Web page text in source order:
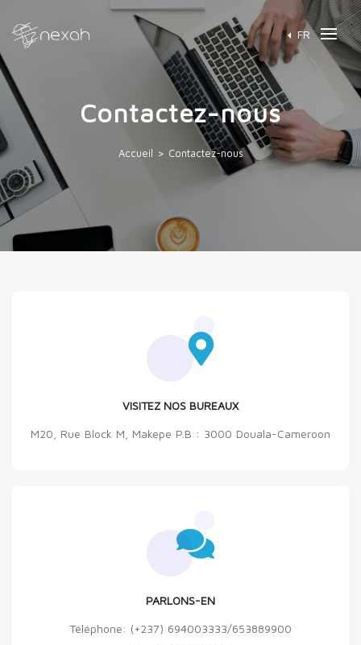
FR
Contactez-nous
Accueil > Contactez-nous
VISITEZ NOS BUREAUX
M20, Rue Block M, Makepe P.B : 3000 Douala-Cameroon
PARLONS-EN
Téléphone: (+237) 694003333/653889900